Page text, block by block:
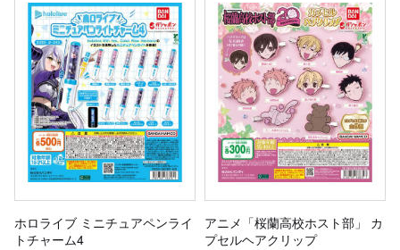
ホロライブ ミニチュアペンライ
トチャーム4
アニメ「桜蘭高校ホスト部」 カ
プセルヘアクリップ